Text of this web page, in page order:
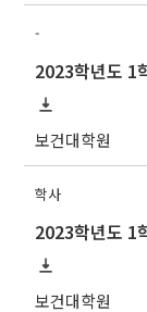
-
보건대학원
학사
보건대학원